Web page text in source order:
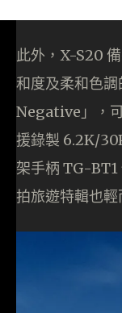
此外，X-S20
和度及柔和色
Negative」，
援錄製 6.2K/
架手柄 TG-
拍旅遊特輯也輕